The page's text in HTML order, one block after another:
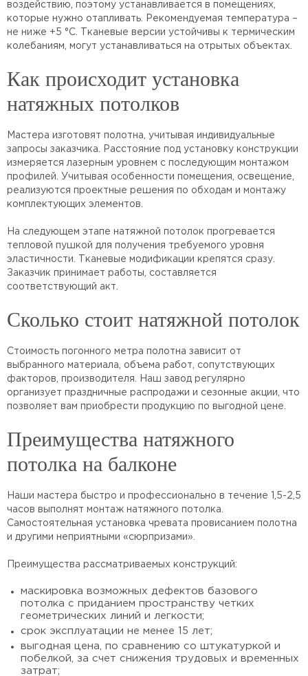
воздействию, поэтому устанавливается в помещениях,
которые нужно отапливать. Рекомендуемая температура –
не ниже +5 °C. Тканевые версии устойчивы к термическим
колебаниям, могут устанавливаться на отрытых объектах.
Как происходит установка
натяжных потолков
Мастера изготовят полотна, учитывая индивидуальные
запросы заказчика. Расстояние под установку конструкции
измеряется лазерным уровнем с последующим монтажом
профилей. Учитывая особенности помещения, освещение,
реализуются проектные решения по обходам и монтажу
комплектующих элементов.
На следующем этапе натяжной потолок прогревается
тепловой пушкой для получения требуемого уровня
эластичности. Тканевые модификации крепятся сразу.
Заказчик принимает работы, составляется
соответствующий акт.
Сколько стоит натяжной потолок
Стоимость погонного метра полотна зависит от
выбранного материала, объема работ, сопутствующих
факторов, производителя. Наш завод регулярно
организует праздничные распродажи и сезонные акции, что
позволяет вам приобрести продукцию по выгодной цене.
Преимущества натяжного
потолка на балконе
Наши мастера быстро и профессионально в течение 1,5-2,5
часов выполнят монтаж натяжного потолка.
Самостоятельная установка чревата провисанием полотна
и другими неприятными «сюрпризами».
Преимущества рассматриваемых конструкций:
маскировка возможных дефектов базового
потолка с приданием пространству четких
геометрических линий и легкости;
срок эксплуатации не менее 15 лет;
выгодная цена, по сравнению со штукатуркой и
побелкой, за счет снижения трудовых и временных
затрат;